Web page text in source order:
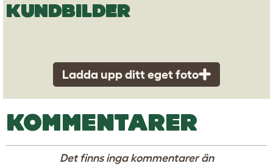
KUNDBILDER
Ladda upp ditt eget foto
KOMMENTARER
Det finns inga kommentarer än